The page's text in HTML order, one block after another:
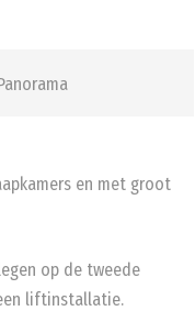
en met groot
op de tweede
liftinstallatie.